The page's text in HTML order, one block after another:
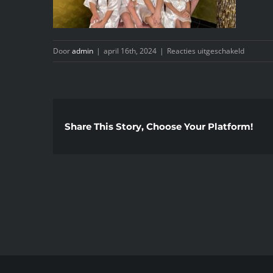
Dooradmin | april 16th, 2024 | Reacties uitgeschakeldvoor
Share This Story, Choose Your Platform!